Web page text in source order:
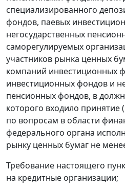
специализированного
фондов, паевых
негосударственных
саморегулируемых
участников рынка ценных
компаний инвестиционных
инвестиционных фондов и
пенсионных фондов, в
которого входило принятие
по вопросам в области
федерального органа
рынку ценных бумаг не
Требование настоящего
на кредитные организации;